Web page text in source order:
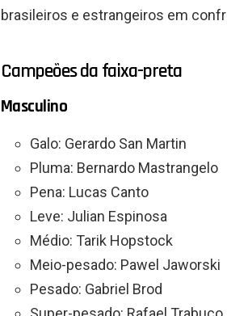
brasileiros e estrangeiros em
Campeões da faixa-preta
Masculino
Galo: Gerardo San Martin
Pluma: Bernardo Mastrangelo
Pena: Lucas Canto
Leve: Julian Espinosa
Médio: Tarik Hopstock
Meio-pesado: Pawel Jaworski
Pesado: Gabriel Brod